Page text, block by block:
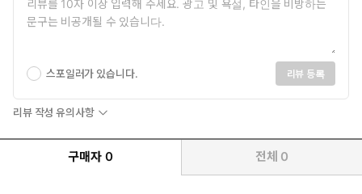
게 깨달아버린』 등이 있다.
“나는 누구인가?”라는 의문 부호를 안고 살면서 책과 명상을 통해
자기 안에 이미 내재된 신성의 빛을 깨닫고, 확대 증폭하는 길을 걷
고 있다. 옮긴 책으로 『내 안의 나』, 『지금 이 순간을 살아라』,
『문: 길은 언제나 내 안에 있다』, 『존재만으로 이미 충분한 당
신』, 『닦으면, 스스로 빛난다』, 『지금 사랑하라』 등, 지은 책
으로 『백일 감사: 백일만 하면 행복이 춤춘다』 등이 있다.
스포일러가 있습니다. 리뷰 등록
리뷰 작성 유의사항
구매자 0 전체 0